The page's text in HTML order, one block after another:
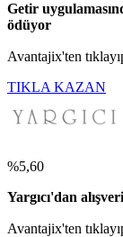
Getir
ödüyor
Avantajix'ten
TIKLA KAZAN
%5,60
Yargıcı'dan
Avantajix'ten